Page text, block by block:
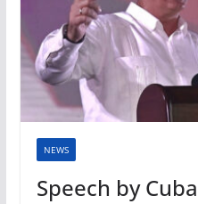
NEWS
Speech by